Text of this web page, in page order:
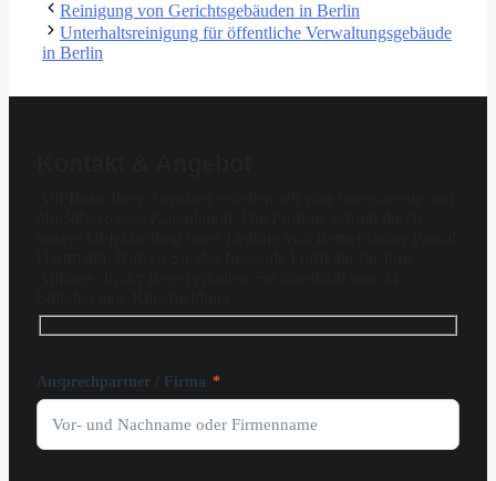
Reinigung von Gerichtsgebäuden in Berlin
Unterhaltsreinigung für öffentliche Verwaltungsgebäude
in Berlin
Ansprechpartner / Firma *